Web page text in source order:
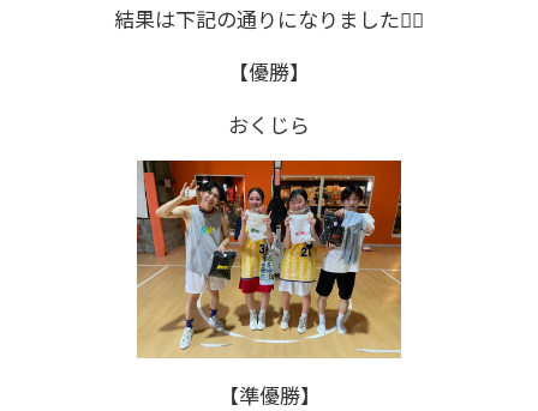
結果は下記の通りになりました🙆‍♂️
【優勝】
おくじら
【準優勝】